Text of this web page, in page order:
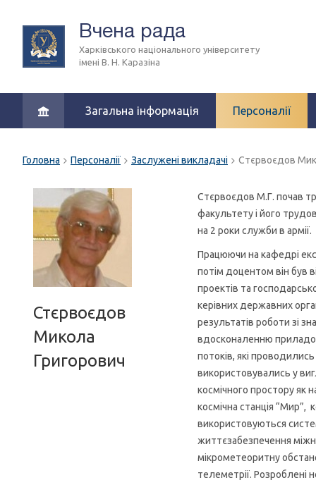
Вчена рада
Харківського національного університету
імені В. Н. Каразіна
Загальна інформація Персоналії
Головна Персоналії Заслужені викладачі Стєрвоєдов
Стєрвоєдов
Микола
Григорович
Стєрвоєдов М.Г. почав
факультету і його
на 2 роки служби в армії.
Працюючи на кафедрі
потім доцентом він був
проектів та
керівних державних
результатів роботи зі
вдосконаленню
потоків, які
використовувались у
космічного простору як
космічна станція “Мир”,
використовуються
життєзабезпечення
мікрометеоритну
телеметрії. Розроблені